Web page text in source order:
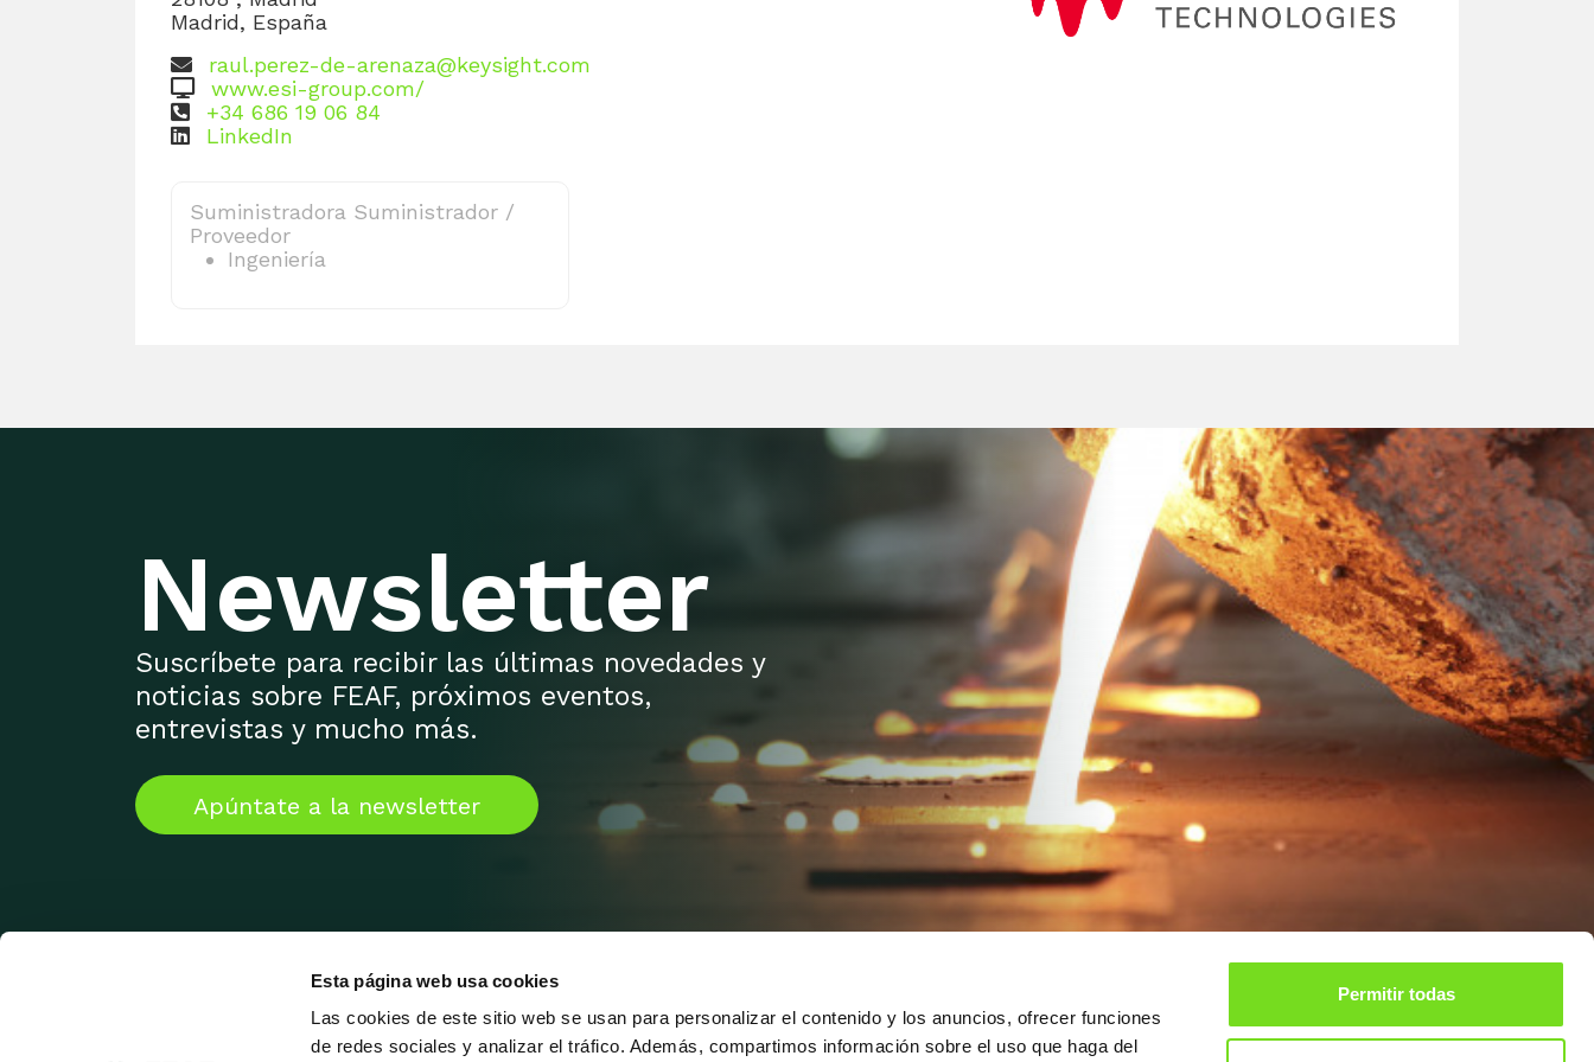
Esta página web usa cookies
Las cookies de este sitio web se usan para personalizar el contenido y los anuncios, ofrecer funciones
de redes sociales y analizar el tráfico. Además, compartimos información sobre el uso que haga del
Permitir todas
Madrid, España
raul.perez-de-arenaza@keysight.com
www.esi-group.com/
+34 686 19 06 84
LinkedIn
Suministradora Suministrador /
Proveedor
Ingeniería
Newsletter
Suscríbete para recibir las últimas novedades y
noticias sobre FEAF, próximos eventos,
entrevistas y mucho más.
Apúntate a la newsletter